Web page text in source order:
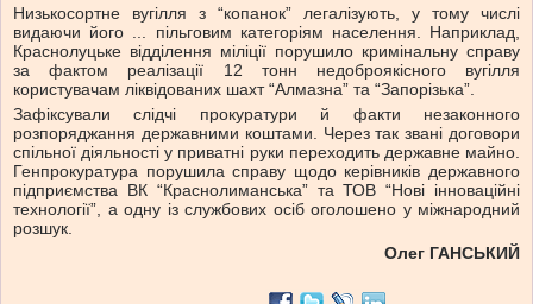
Низькосортне вугілля з “копанок” легалізують, у тому числі
видаючи його ... пільговим категоріям населення. Наприклад,
Краснолуцьке відділення міліції порушило кримінальну справу
за фактом реалізації 12 тонн недоброякісного вугілля
користувачам ліквідованих шахт “Алмазна” та “Запорізька”.
Зафіксували слідчі прокуратури й факти незаконного
розпоряджання державними коштами. Через так звані договори
спільної діяльності у приватні руки переходить державне майно.
Генпрокуратура порушила справу щодо керівників державного
підприємства ВК “Краснолиманська” та ТОВ “Нові інноваційні
технології”, а одну із службових осіб оголошено у міжнародний
розшук.
Олег ГАНСЬКИЙ